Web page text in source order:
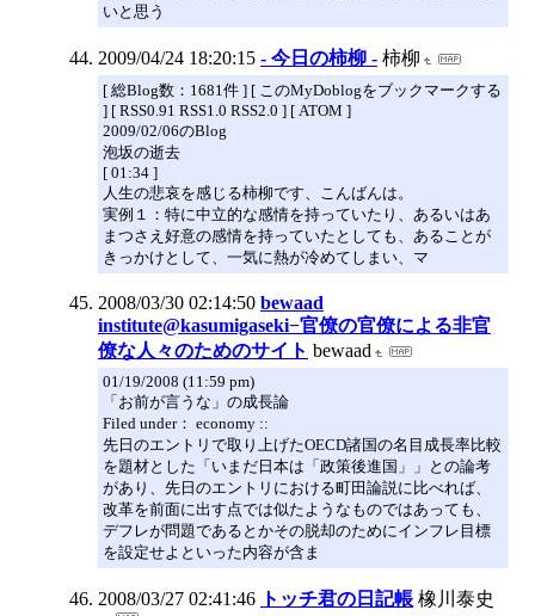
いと思う
2009/04/24 18:20:15 - 今日の柿柳 - 柿柳
[ 総Blog数：1681件 ] [ このMyDoblogをブックマークする
] [ RSS0.91 RSS1.0 RSS2.0 ] [ ATOM ]
2009/02/06のBlog
泡坂の逝去
[ 01:34 ]
人生の悲哀を感じる柿柳です、こんばんは。
実例１：特に中立的な感情を持っていたり、あるいはあ
まつさえ好意の感情を持っていたとしても、あることが
きっかけとして、一気に熱が冷めてしまい、マ
2008/03/30 02:14:50 bewaad
institute@kasumigaseki−官僚の官僚による非官
僚な人々のためのサイト bewaad
01/19/2008 (11:59 pm)
「お前が言うな」の成長論
Filed under： economy ::
先日のエントリで取り上げたOECD諸国の名目成長率比較
を題材とした「いまだ日本は「政策後進国」」との論考
があり、先日のエントリにおける町田論説に比べれば、
改革を前面に出す点では似たようなものではあっても、
デフレが問題であるとかその脱却のためにインフレ目標
を設定せよといった内容が含ま
2008/03/27 02:41:46 トッチ君の日記帳 橡川泰史